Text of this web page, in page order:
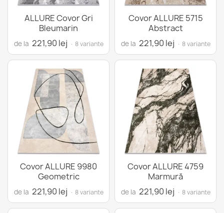
ALLURE Covor Gri
Bleumarin
de la 221,90 lej · 8 variante
Covor ALLURE 5715
Abstract
de la 221,90 lej · 8 variante
Covor ALLURE 9980
Geometric
de la 221,90 lej · 8 variante
Covor ALLURE 4759
Marmură
de la 221,90 lej · 8 variante